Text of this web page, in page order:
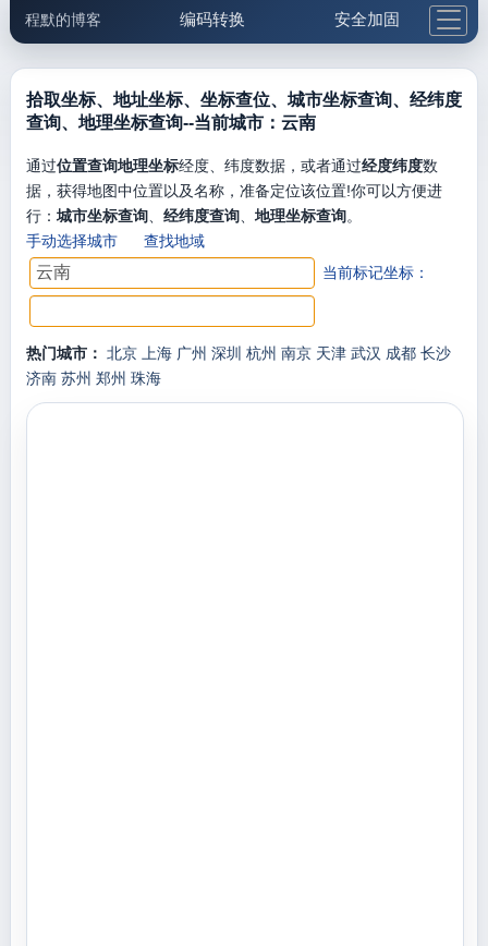
程默的博客 编码转换 安全加固
邮件工具 生活便民 更多工具
拾取坐标、地址坐标、坐标查位、城市坐标查询、经纬度
查询、地理坐标查询--当前城市：云南
通过位置查询地理坐标经度、纬度数据，或者通过经度纬度数
据，获得地图中位置以及名称，准备定位该位置!你可以方便进
行： 城市坐标查询、 经纬度查询、 地理坐标查询。
手动选择城市
查找地域
当前标记坐标：
热门城市： 北京 上海 广州 深圳 杭州 南京 天津 武汉 成都 长沙
济南 苏州 郑州 珠海